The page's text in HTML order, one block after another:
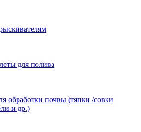
для полива
обработки почвы (тяпки /совки
и др.)